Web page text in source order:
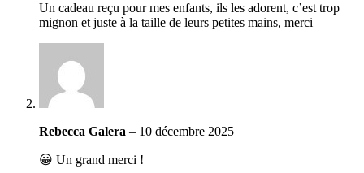
Un cadeau reçu pour mes enfants, ils les adorent, c’est trop
mignon et juste à la taille de leurs petites mains, merci
Rebecca Galera – 10 décembre 2025
😀 Un grand merci !